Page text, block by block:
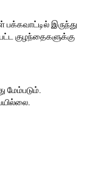
இருந்து
குழந்தைகளுக்கு
மேம்படும்.